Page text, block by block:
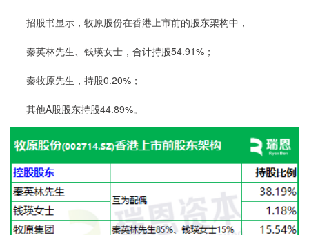
招股书显示，牧原股份在香港上市前的股东架构中，
秦英林先生、钱瑛女士，合计持股54.91%；
秦牧原先生，持股0.20%；
其他A股股东持股44.89%。